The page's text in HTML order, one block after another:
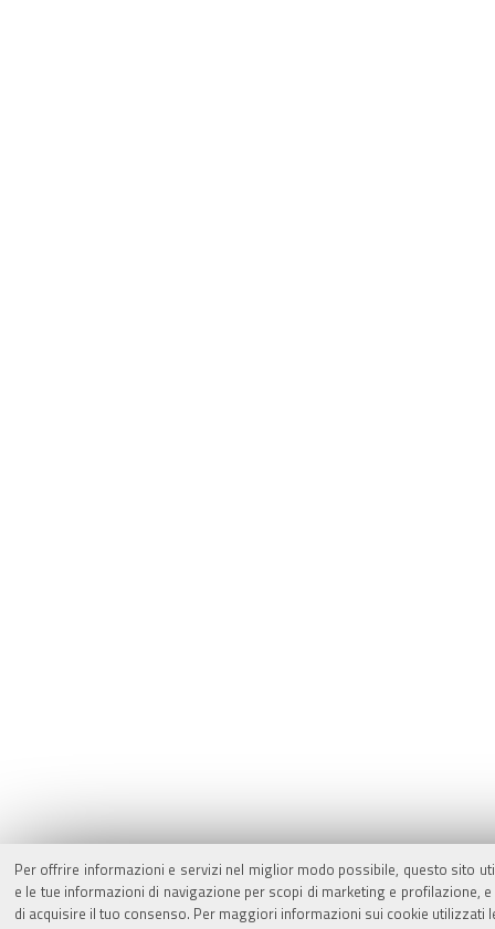
Per offrire informazioni e servizi nel miglior modo possibile, questo sito
e le tue informazioni di navigazione per scopi di marketing e
di acquisire il tuo consenso. Per maggiori informazioni sui cookie utilizzati